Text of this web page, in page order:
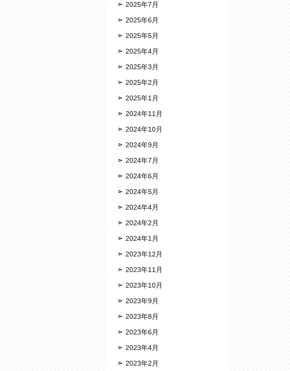
2025年7月
2025年6月
2025年5月
2025年4月
2025年3月
2025年2月
2025年1月
2024年11月
2024年10月
2024年9月
2024年7月
2024年6月
2024年5月
2024年4月
2024年2月
2024年1月
2023年12月
2023年11月
2023年10月
2023年9月
2023年8月
2023年6月
2023年4月
2023年2月